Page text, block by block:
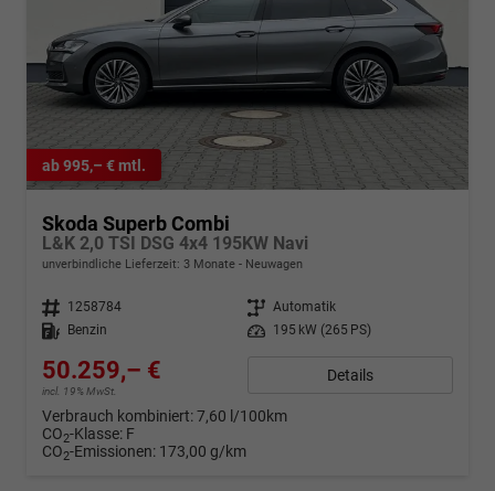
ab 995,– € mtl.
Skoda Superb Combi
L&K 2,0 TSI DSG 4x4 195KW Navi
unverbindliche Lieferzeit: 3 Monate Neuwagen
Fahrzeugnr. 1258784 Getriebe Automatik
Kraftstoff
Benzin Leistung 195 kW (265 PS)
50.259,– €
incl. 19% MwSt.
Details
Verbrauch kombiniert:7,60 l/100km
CO2-Klasse: F
CO2-Emissionen: 173,00 g/km